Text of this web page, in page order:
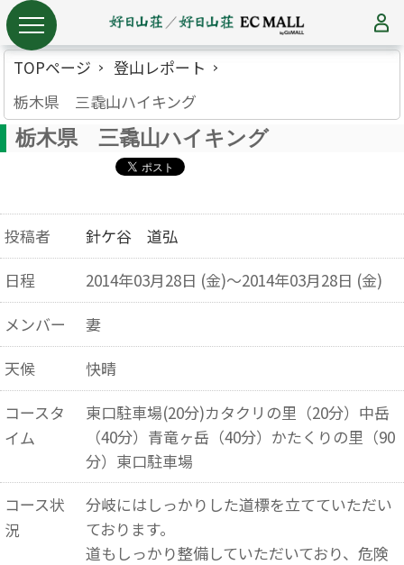
TOPページ
登山レポート
栃木県 三毳山ハイキング
栃木県 三毳山ハイキング
投稿者
針ケ谷 道弘
日程
2014年03月28日 (金)～2014年03月28日 (金)
メンバー
妻
天候
快晴
コースタ
イム
東口駐車場(20分)カタクリの里（20分）中岳
（40分）青竜ヶ岳（40分）かたくりの里（90
分）東口駐車場
コース状
況
分岐にはしっかりした道標を立てていただい
ております。
道もしっかり整備していただいており、危険